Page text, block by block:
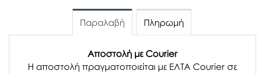
Παραλαβή Πληρωμή
Αποστολή με Courier
Η αποστολή πραγματοποιείται με ΕΛΤΑ Courier σε